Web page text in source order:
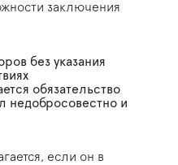
заключения
без указания
обязательство
недобросовестно и
если он в